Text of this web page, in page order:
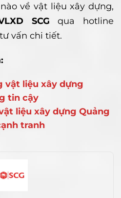
về vật liệu xây dựng,
SCG qua hotline
vấn chi tiết.
vật liệu xây dựng
tin cậy
liệu xây dựng Quảng
tranh